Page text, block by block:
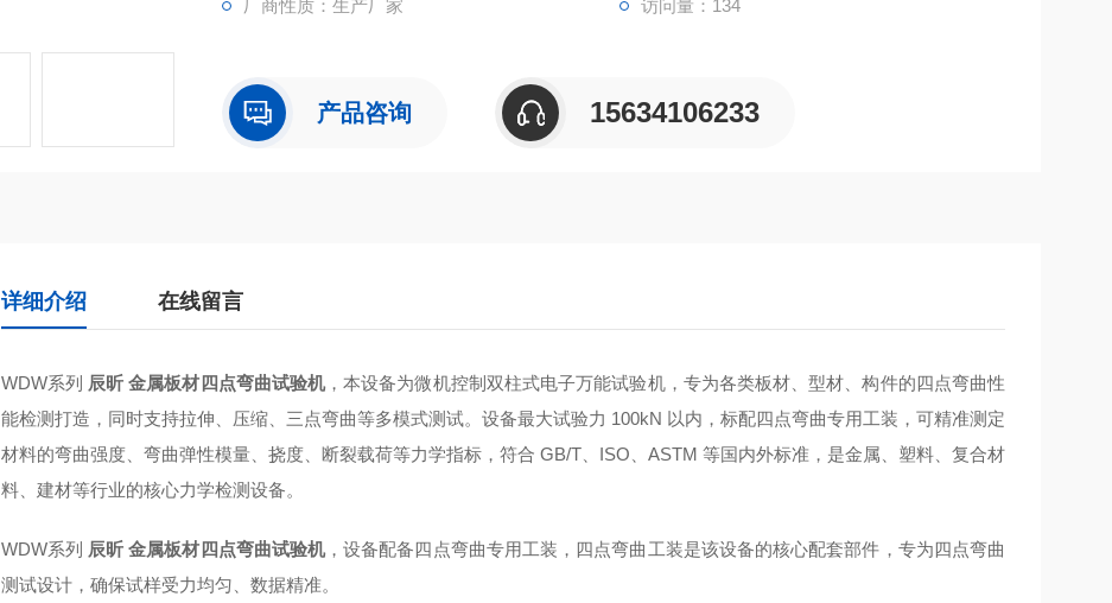
厂商性质：生产厂家 访问量：134
产品咨询 15634106233
详细介绍 在线留言
WDW系列 辰昕 金属板材四点弯曲试验机，本设备为微机控制双柱式电子万能试验机，专为各类板材、型材、构件的四点弯曲性
能检测打造，同时支持拉伸、压缩、三点弯曲等多模式测试。设备最大试验力 100kN 以内，标配四点弯曲专用工装，可精准测定
材料的弯曲强度、弯曲弹性模量、挠度、断裂载荷等力学指标，符合 GB/T、ISO、ASTM 等国内外标准，是金属、塑料、复合材
料、建材等行业的核心力学检测设备。
WDW系列 辰昕 金属板材四点弯曲试验机，设备配备四点弯曲专用工装，四点弯曲工装是该设备的核心配套部件，专为四点弯曲
测试设计，确保试样受力均匀、数据精准。